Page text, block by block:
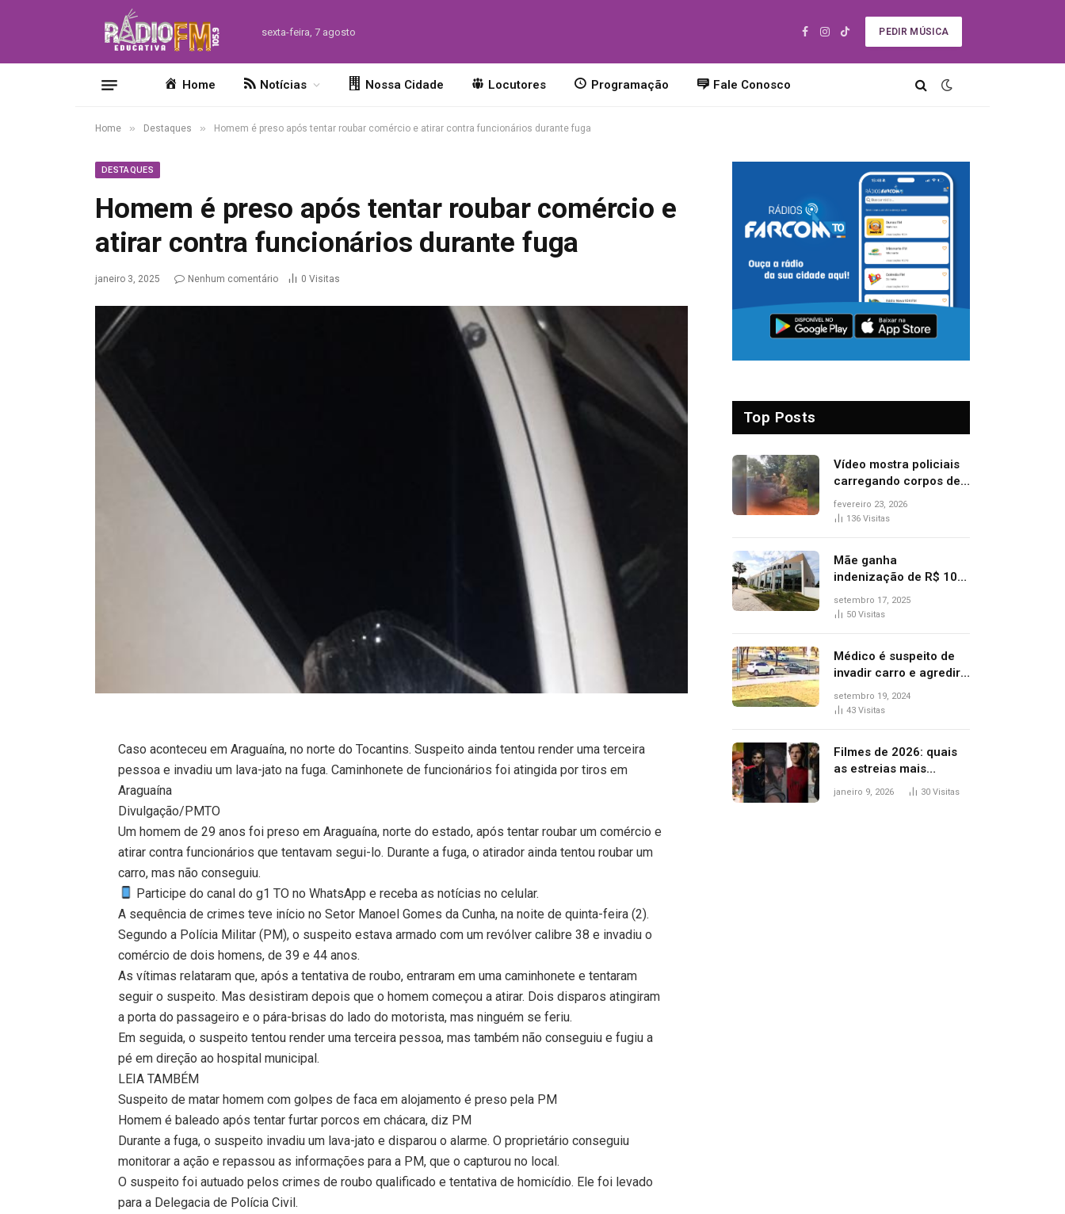
sexta-feira, 7 agosto
Facebook
Instagram
TikTok
PEDIR MÚSICA
Home Notícias Nossa Cidade Locutores Programação Fale Conosco
Home » Destaques » Homem é preso após tentar roubar comércio e atirar contra funcionários durante fuga
DESTAQUES
Homem é preso após tentar roubar comércio e
atirar contra funcionários durante fuga
janeiro 3, 2025 Nenhum comentário 0 Visitas
Caso aconteceu em Araguaína, no norte do Tocantins. Suspeito ainda tentou render uma terceira
pessoa e invadiu um lava-jato na fuga. Caminhonete de funcionários foi atingida por tiros em
Araguaína
Divulgação/PMTO
Um homem de 29 anos foi preso em Araguaína, norte do estado, após tentar roubar um comércio e
atirar contra funcionários que tentavam segui-lo. Durante a fuga, o atirador ainda tentou roubar um
carro, mas não conseguiu.
Participe do canal do g1 TO no WhatsApp e receba as notícias no celular.
A sequência de crimes teve início no Setor Manoel Gomes da Cunha, na noite de quinta-feira (2).
Segundo a Polícia Militar (PM), o suspeito estava armado com um revólver calibre 38 e invadiu o
comércio de dois homens, de 39 e 44 anos.
As vítimas relataram que, após a tentativa de roubo, entraram em uma caminhonete e tentaram
seguir o suspeito. Mas desistiram depois que o homem começou a atirar. Dois disparos atingiram
a porta do passageiro e o pára-brisas do lado do motorista, mas ninguém se feriu.
Em seguida, o suspeito tentou render uma terceira pessoa, mas também não conseguiu e fugiu a
pé em direção ao hospital municipal.
LEIA TAMBÉM
Suspeito de matar homem com golpes de faca em alojamento é preso pela PM
Homem é baleado após tentar furtar porcos em chácara, diz PM
Durante a fuga, o suspeito invadiu um lava-jato e disparou o alarme. O proprietário conseguiu
monitorar a ação e repassou as informações para a PM, que o capturou no local.
O suspeito foi autuado pelos crimes de roubo qualificado e tentativa de homicídio. Ele foi levado
para a Delegacia de Polícia Civil.
Top Posts
Vídeo mostra policiais
carregando corpos de
suspeitos mortos em
confronto dentro de
fevereiro 23, 2026
136 Visitas
Mãe ganha
indenização de R$ 10
mil após comprar doce
‘zero lactose’ e filha ter
setembro 17, 2025
50 Visitas
Médico é suspeito de
invadir carro e agredir
delegado aposentado
durante confusão no
setembro 19, 2024
43 Visitas
Filmes de 2026: quais
as estreias mais
aguardadas do ano?
janeiro 9, 2026 30 Visitas